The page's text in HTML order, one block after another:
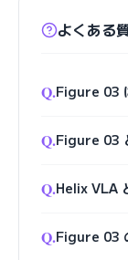
よくある
Q.Figure 03
Q.Figure 03
Q.Helix VLA
Q.Figure 03